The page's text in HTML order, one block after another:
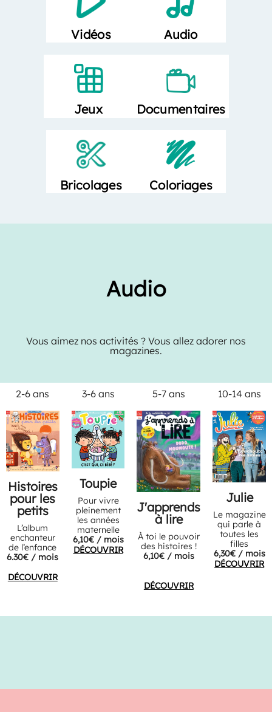
Vidéos Audio
Jeux Documentaires
Bricolages Coloriages
Audio
Vous aimez nos activités ? Vous allez adorer nos
magazines.
2-6 ans
Histoires
pour les
petits
L’album
enchanteur
de l’enfance
6.30€ / mois
DÉCOUVRIR
3-6 ans
Toupie
Pour vivre
pleinement
les années
maternelle
6,10€ / mois
DÉCOUVRIR
5-7 ans
J'apprends
à lire
À toi le pouvoir
des histoires !
6,10€ / mois
DÉCOUVRIR
10-14 ans
Julie
Le magazine
qui parle à
toutes les
filles
6,30€ / mois
DÉCOUVRIR